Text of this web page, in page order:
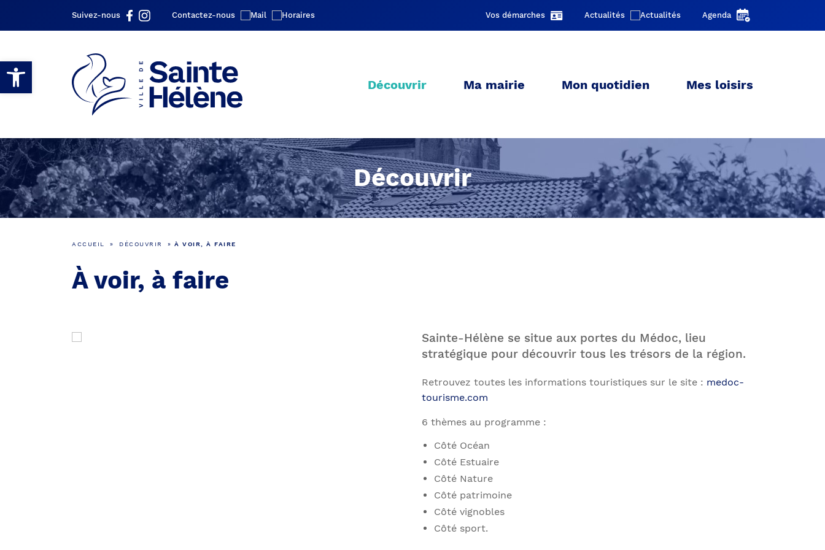
Ouvrir la barre d’outils
Suivez-nous Contactez-nous Vos démarches Actualités Agenda
Découvrir Ma mairie Mon quotidien Mes loisirs
Découvrir
ACCUEIL » DÉCOUVRIR » À VOIR, À FAIRE
À voir, à faire
Sainte-Hélène se situe aux portes du Médoc, lieu
stratégique pour découvrir tous les trésors de la région.
Retrouvez toutes les informations touristiques sur le site : medoc-
tourisme.com
6 thèmes au programme :
Côté Océan
Côté Estuaire
Côté Nature
Côté patrimoine
Côté vignobles
Côté sport.